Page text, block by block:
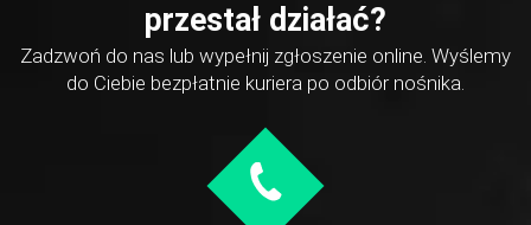
przestał działać?
Zadzwoń do nas lub wypełnij zgłoszenie online. Wyślemy
do Ciebie bezpłatnie kuriera po odbiór nośnika.